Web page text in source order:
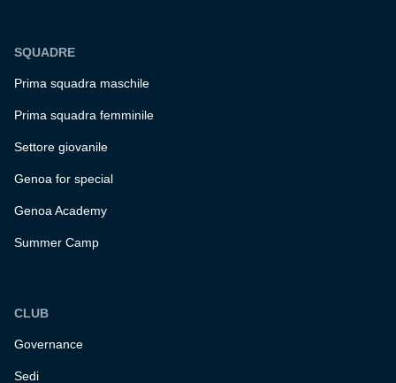
SQUADRE
Prima squadra maschile
Prima squadra femminile
Settore giovanile
Genoa for special
Genoa Academy
Summer Camp
CLUB
Governance
Sedi